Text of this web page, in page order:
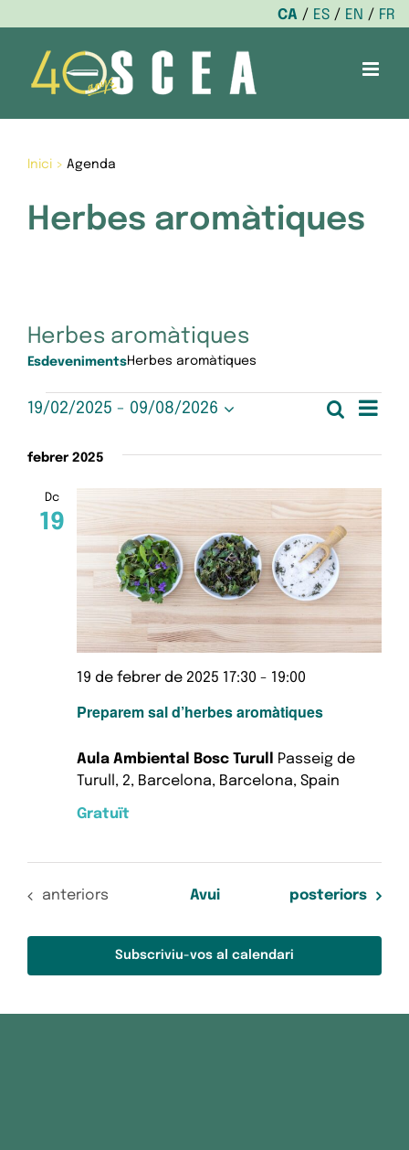
CA ES EN
FR
content
Inici> Agenda
Herbes aromàtiques
Herbes aromàtiques
EsdevenimentsHerbes aromàtiques
Esdeveniments
i
Cerca
Llista
19/02/2025 - 09/08/2026
data.
febrer 2025
Dc
19
Preparem sal d’herbes aromàtiques
19 de febrer de 2025 17:30 - 19:00
Aula Ambiental Bosc Turull
Passeig de
Turull, 2, Barcelona, Barcelona, Spain
Gratuït
Esdeveniments
anteriors Avui Esdeveniments
posteriors
Subscriviu-vos al calendari